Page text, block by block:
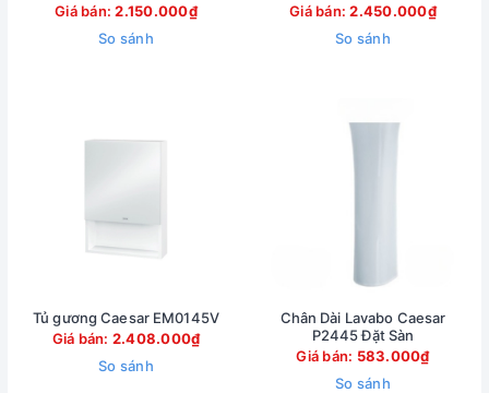
Giá bán:2.150.000₫
So sánh
Giá bán:2.450.000₫
So sánh
Tủ gương Caesar EM0145V
Giá bán: 2.408.000₫
So sánh
Chân Dài Lavabo Caesar
P2445 Đặt Sàn
Giá bán: 583.000₫
So sánh